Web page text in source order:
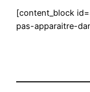
[content_block
pas-apparaitre-